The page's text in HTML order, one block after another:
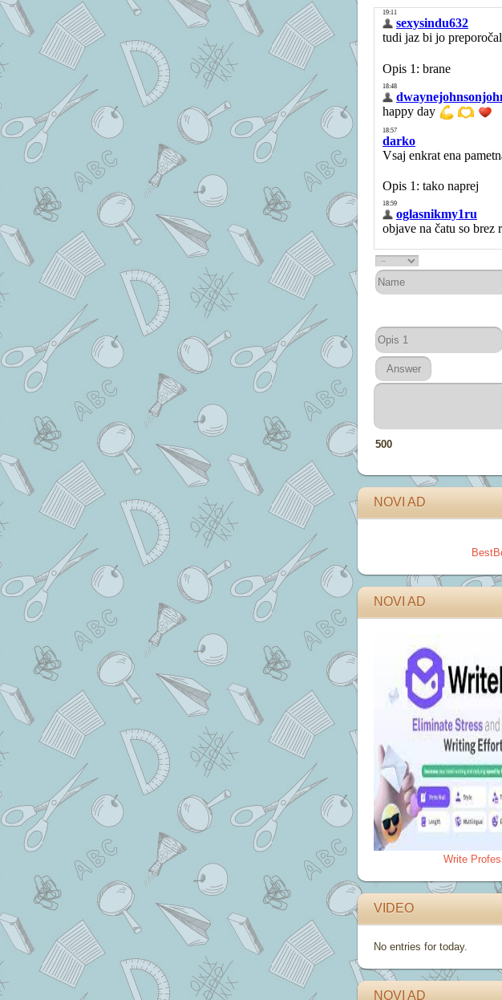
500
NOVI AD
NOVI AD
Write
VIDEO
No entries for today.
NOVI AD